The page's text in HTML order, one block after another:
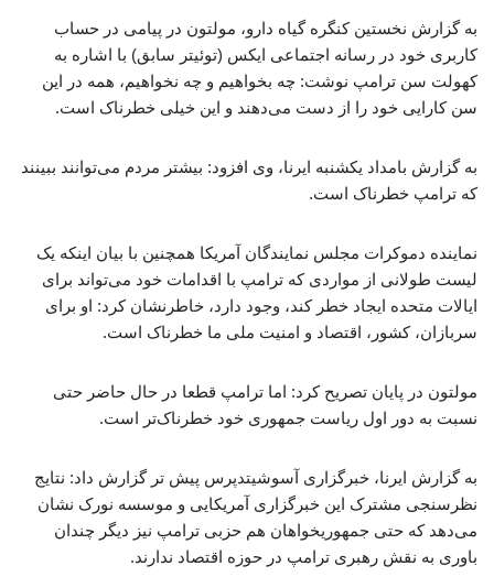
به گزارش نخستین کنگره گیاه دارو، مولتون در پیامی در حساب
کاربری خود در رسانه اجتماعی ایکس (توئیتر سابق) با اشاره به
کهولت سن ترامپ نوشت: چه بخواهیم و چه نخواهیم، همه در این
سن کارایی خود را از دست می‌دهند و این خیلی خطرناک است.
به گزارش بامداد یکشنبه ایرنا، وی افزود: بیشتر مردم می‌توانند ببینند
که ترامپ خطرناک است.
نماینده دموکرات مجلس نمایندگان آمریکا همچنین با بیان اینکه یک
لیست طولانی از مواردی که ترامپ با اقدامات خود می‌تواند برای
ایالات متحده ایجاد خطر کند، وجود دارد، خاطرنشان کرد: او برای
سربازان، کشور، اقتصاد و امنیت ملی ما خطرناک است.
مولتون در پایان تصریح کرد: اما ترامپ قطعا در حال حاضر حتی
نسبت به دور اول ریاست جمهوری خود خطرناک‌تر است.
به گزارش ایرنا، خبرگزاری آسوشیتدپرس پیش تر گزارش داد: نتایج
نظرسنجی مشترک این خبرگزاری آمریکایی و موسسه نورک نشان
می‌دهد که حتی جمهوریخواهان هم حزبی ترامپ نیز دیگر چندان
باوری به نقش رهبری ترامپ در حوزه اقتصاد ندارند.